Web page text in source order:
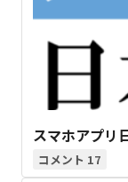
スマホアプリ
17